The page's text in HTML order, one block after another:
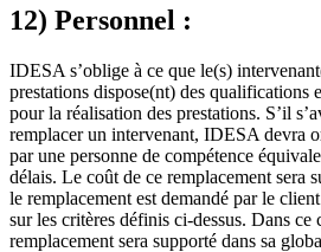
12) Personnel :
IDESA s’oblige à ce que le(s)
prestations dispose(nt) des qualifications
pour la réalisation des prestations. S’il
remplacer un intervenant, IDESA devra
par une personne de compétence
délais. Le coût de ce remplacement sera
le remplacement est demandé par le
sur les critères définis ci-dessus. Dans ce
remplacement sera supporté dans sa